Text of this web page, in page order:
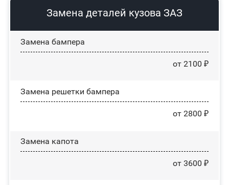
Замена деталей кузова ЗАЗ
Замена бампера
от 2100 ₽
Замена решетки бампера
от 2800 ₽
Замена капота
от 3600 ₽